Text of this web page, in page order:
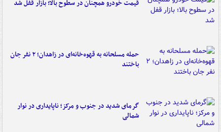
قیمت خودرو همچنان در سطوح بالا؛ بازار قفل شد
حمله مسلحانه به قهوه‌خانه‌ای در زاهدان؛ ۲ نفر جان
باختند
گرمای شدید در جنوب و مرکز؛ ناپایداری در نوار
شمالی